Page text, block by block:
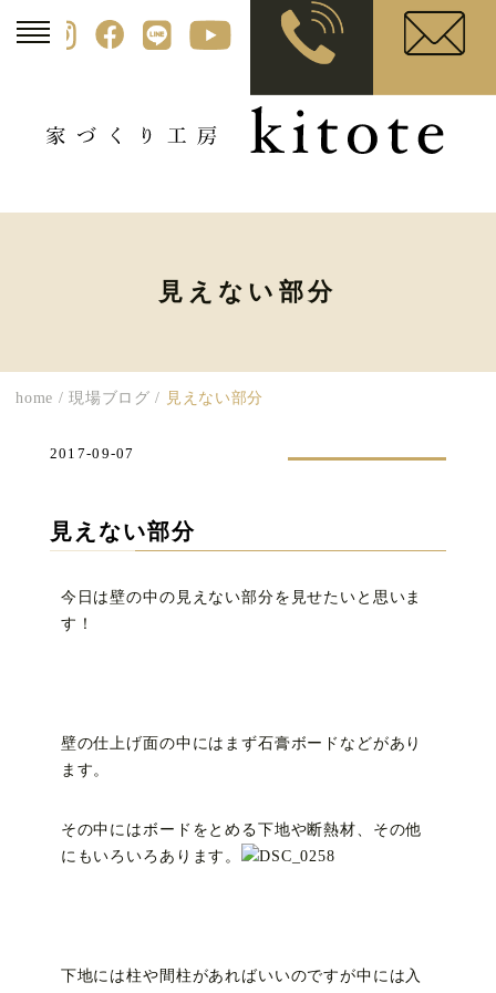
見えない部分
home /現場ブログ / 見えない部分
見えない部分
2017-09-07
今日は壁の中の見えない部分を見せたいと思いま
す！
壁の仕上げ面の中にはまず石膏ボードなどがあり
ます。
その中にはボードをとめる下地や断熱材、その他
にもいろいろあります。
下地には柱や間柱があればいいのですが中には入